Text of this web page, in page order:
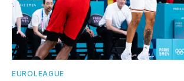
EUROLEAGUE